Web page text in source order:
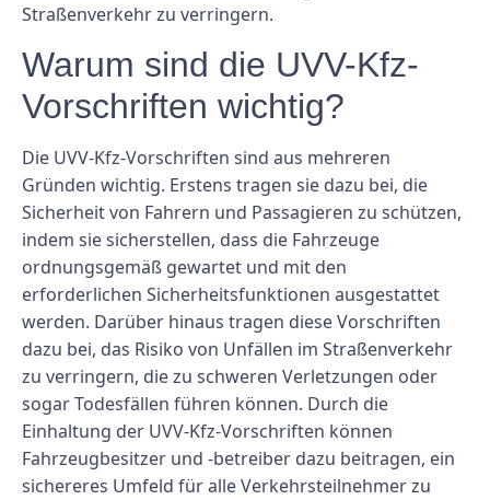
Straßenverkehr zu verringern.
Warum sind die UVV-Kfz-
Vorschriften wichtig?
Die UVV-Kfz-Vorschriften sind aus mehreren
Gründen wichtig. Erstens tragen sie dazu bei, die
Sicherheit von Fahrern und Passagieren zu schützen,
indem sie sicherstellen, dass die Fahrzeuge
ordnungsgemäß gewartet und mit den
erforderlichen Sicherheitsfunktionen ausgestattet
werden. Darüber hinaus tragen diese Vorschriften
dazu bei, das Risiko von Unfällen im Straßenverkehr
zu verringern, die zu schweren Verletzungen oder
sogar Todesfällen führen können. Durch die
Einhaltung der UVV-Kfz-Vorschriften können
Fahrzeugbesitzer und -betreiber dazu beitragen, ein
sichereres Umfeld für alle Verkehrsteilnehmer zu